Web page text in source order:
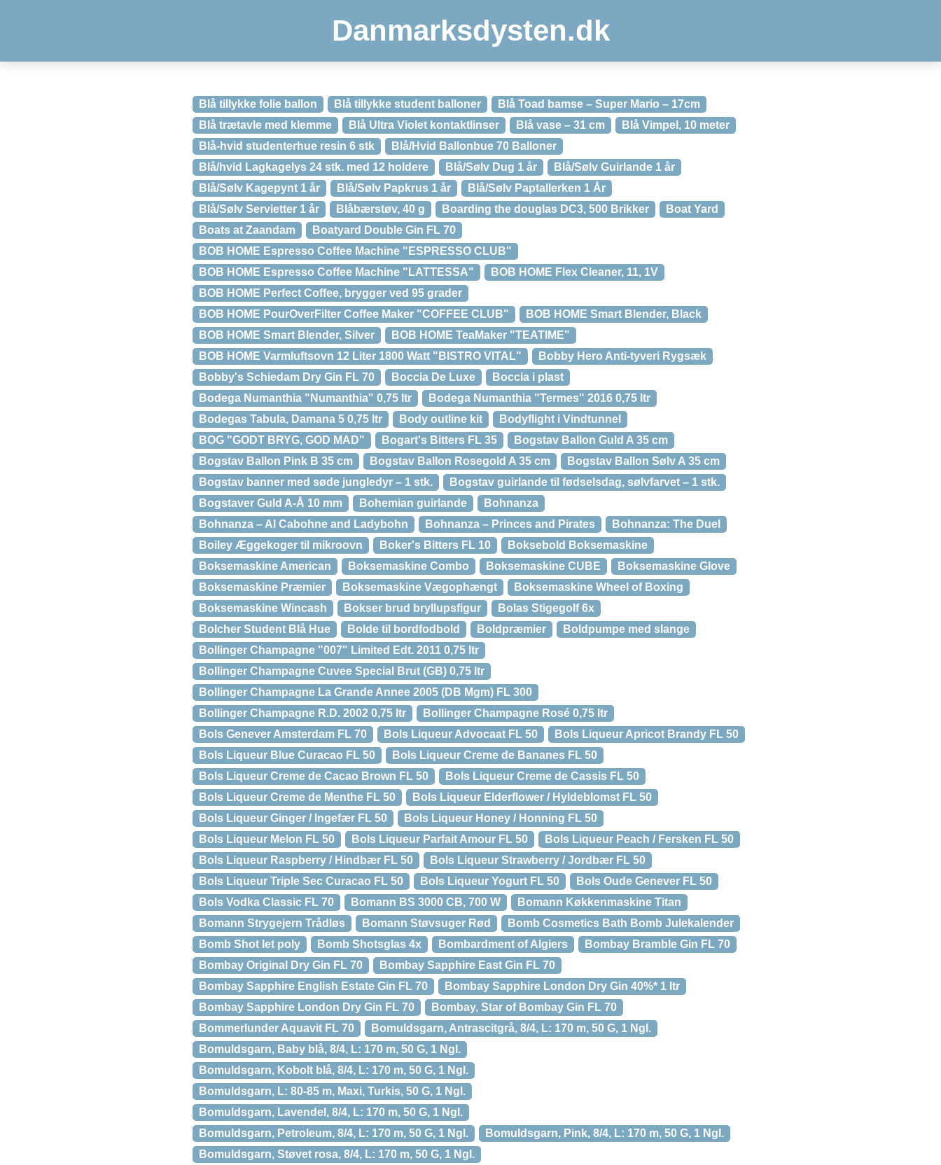
Danmarksdysten.dk
Blå tillykke folie ballon Blå tillykke student balloner
Blå Toad bamse – Super Mario – 17cm
Blå trætavle med klemme
Blå Ultra Violet kontaktlinser Blå vase – 31 cm
Blå Vimpel, 10 meter
Blå-hvid studenterhue resin 6 stk
Blå/Hvid Ballonbue 70 Balloner
Blå/hvid Lagkagelys 24 stk. med 12 holdere
Blå/Sølv Dug 1 år
Blå/Sølv Guirlande 1 år
Blå/Sølv Kagepynt 1 år
Blå/Sølv Papkrus 1 år
Blå/Sølv Paptallerken 1 År
Blå/Sølv Servietter 1 år
Blåbærstøv, 40 g Boarding the douglas DC3, 500 Brikker
Boat Yard
Boats at Zaandam
Boatyard Double Gin FL 70
BOB HOME Espresso Coffee Machine "ESPRESSO CLUB"
BOB HOME Espresso Coffee Machine "LATTESSA"
BOB HOME Flex Cleaner, 11, 1V
BOB HOME Perfect Coffee, brygger ved 95 grader
BOB HOME PourOverFilter Coffee Maker "COFFEE CLUB"
BOB HOME Smart Blender, Black
BOB HOME Smart Blender, Silver
BOB HOME TeaMaker "TEATIME"
BOB HOME Varmluftsovn 12 Liter 1800 Watt "BISTRO VITAL"
Bobby Hero Anti-tyveri Rygsæk
Bobby's Schiedam Dry Gin FL 70
Boccia De Luxe
Boccia i plast
Bodega Numanthia "Numanthia" 0,75 ltr
Bodega Numanthia "Termes" 2016 0,75 ltr
Bodegas Tabula, Damana 5 0,75 ltr
Body outline kit
Bodyflight i Vindtunnel
BOG "GODT BRYG, GOD MAD"
Bogart's Bitters FL 35
Bogstav Ballon Guld A 35 cm
Bogstav Ballon Pink B 35 cm
Bogstav Ballon Rosegold A 35 cm
Bogstav Ballon Sølv A 35 cm
Bogstav banner med søde jungledyr – 1 stk.
Bogstav guirlande til fødselsdag, sølvfarvet – 1 stk.
Bogstaver Guld A-Å 10 mm
Bohemian guirlande
Bohnanza
Bohnanza – Al Cabohne and Ladybohn
Bohnanza – Princes and Pirates
Bohnanza: The Duel
Boiley Æggekoger til mikroovn
Boker's Bitters FL 10
Boksebold Boksemaskine
Boksemaskine American
Boksemaskine Combo Boksemaskine CUBE
Boksemaskine Glove
Boksemaskine Præmier
Boksemaskine Vægophængt
Boksemaskine Wheel of Boxing
Boksemaskine Wincash
Bokser brud bryllupsfigur
Bolas Stigegolf 6x
Bolcher Student Blå Hue
Bolde til bordfodbold Boldpræmier
Boldpumpe med slange
Bollinger Champagne "007" Limited Edt. 2011 0,75 ltr
Bollinger Champagne Cuvee Special Brut (GB) 0,75 ltr
Bollinger Champagne La Grande Annee 2005 (DB Mgm) FL 300
Bollinger Champagne R.D. 2002 0,75 ltr
Bollinger Champagne Rosé 0,75 ltr
Bols Genever Amsterdam FL 70
Bols Liqueur Advocaat FL 50
Bols Liqueur Apricot Brandy FL 50
Bols Liqueur Blue Curacao FL 50
Bols Liqueur Creme de Bananes FL 50
Bols Liqueur Creme de Cacao Brown FL 50
Bols Liqueur Creme de Cassis FL 50
Bols Liqueur Creme de Menthe FL 50
Bols Liqueur Elderflower / Hyldeblomst FL 50
Bols Liqueur Ginger / Ingefær FL 50
Bols Liqueur Honey / Honning FL 50
Bols Liqueur Melon FL 50
Bols Liqueur Parfait Amour FL 50
Bols Liqueur Peach / Fersken FL 50
Bols Liqueur Raspberry / Hindbær FL 50
Bols Liqueur Strawberry / Jordbær FL 50
Bols Liqueur Triple Sec Curacao FL 50
Bols Liqueur Yogurt FL 50
Bols Oude Genever FL 50
Bols Vodka Classic FL 70
Bomann BS 3000 CB, 700 W
Bomann Køkkenmaskine Titan
Bomann Strygejern Trådløs
Bomann Støvsuger Rød
Bomb Cosmetics Bath Bomb Julekalender
Bomb Shot let poly
Bomb Shotsglas 4x Bombardment of Algiers
Bombay Bramble Gin FL 70
Bombay Original Dry Gin FL 70
Bombay Sapphire East Gin FL 70
Bombay Sapphire English Estate Gin FL 70
Bombay Sapphire London Dry Gin 40%* 1 ltr
Bombay Sapphire London Dry Gin FL 70
Bombay, Star of Bombay Gin FL 70
Bommerlunder Aquavit FL 70
Bomuldsgarn, Antrascitgrå, 8/4, L: 170 m, 50 G, 1 Ngl.
Bomuldsgarn, Baby blå, 8/4, L: 170 m, 50 G, 1 Ngl.
Bomuldsgarn, Kobolt blå, 8/4, L: 170 m, 50 G, 1 Ngl.
Bomuldsgarn, L: 80-85 m, Maxi, Turkis, 50 G, 1 Ngl.
Bomuldsgarn, Lavendel, 8/4, L: 170 m, 50 G, 1 Ngl.
Bomuldsgarn, Petroleum, 8/4, L: 170 m, 50 G, 1 Ngl.
Bomuldsgarn, Pink, 8/4, L: 170 m, 50 G, 1 Ngl.
Bomuldsgarn, Støvet rosa, 8/4, L: 170 m, 50 G, 1 Ngl.